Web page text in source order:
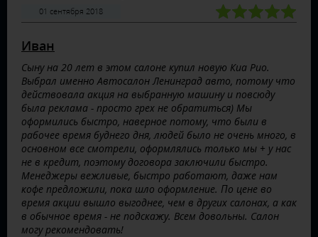
01 сентября 2018
Иван
Сыну на 20 лет в этом салоне купил новую Киа Рио.
Выбрал именно Автосалон Ленинград авто, потому что
действовала акция на выбранную машину и повсюду
была реклама - просто грех не обратиться) Мы
оформились быстро, наверное потому, что были в
рабочее время буднего дня, людей было не очень много, в
основном все смотрели, оформлялись только мы + у нас
не в кредит, поэтому договора заключили быстро.
Менеджеры вежливые, быстро работают, даже нам
кофе предложили, пока шло оформление. По цене во
время акции вышло выгоднее, чем в других салонах, а как
в обычное время - не подскажу. Всем довольны. Салон
могу рекомендовать!